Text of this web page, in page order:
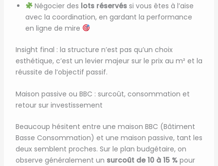
Négocier des lots réservés si vous êtes à l’aise
avec la coordination, en gardant la performance
en ligne de mire
Insight final : la structure n’est pas qu’un choix
esthétique, c’est un levier majeur sur le prix au m² et la
réussite de l’objectif passif.
Maison passive ou BBC : surcoût, consommation et
retour sur investissement
Beaucoup hésitent entre une maison BBC (Bâtiment
Basse Consommation) et une maison passive, tant les
deux semblent proches. Sur le plan budgétaire, on
observe généralement un surcoût de 10 à 15 %pour